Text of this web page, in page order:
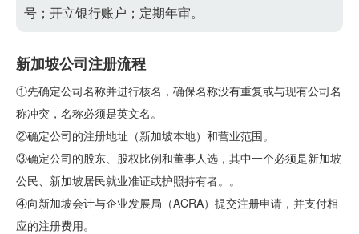
号；开立银行账户；定期年审。
新加坡公司注册流程
①先确定公司名称并进行核名，确保名称没有重复或与现有公司名
称冲突，名称必须是英文名。
②确定公司的注册地址（新加坡本地）和营业范围。
③确定公司的股东、股权比例和董事人选，其中一个必须是新加坡
公民、新加坡居民就业准证或护照持有者。。
④向新加坡会计与企业发展局（ACRA）提交注册申请，并支付相
应的注册费用。